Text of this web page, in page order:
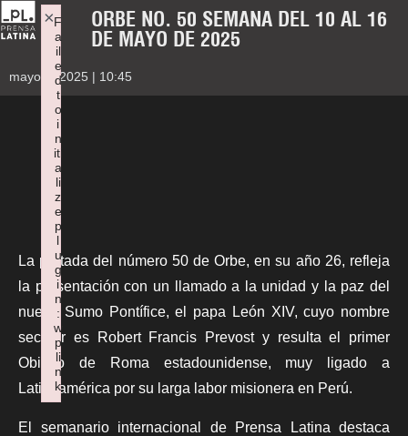
ORBE NO. 50 SEMANA DEL 10 AL 16
DE MAYO DE 2025
mayo 9, 2025 | 10:45
La portada del número 50 deOrbe, en su año 26, refleja
la presentación con un llamado a la unidad y la paz del
nuevo Sumo Pontífice, el papa León XIV, cuyo nombre
secular es Robert Francis Prevost y resulta el primer
Obispo de Roma estadounidense, muy ligado a
Latinoamérica por su larga labor misionera en Perú.
El semanario internacional de Prensa Latina destaca
F
a
il
e
d
t
o
i
n
iti
a
li
z
e
p
l
u
g
i
n
:
w
p
li
n
k
×
Failed to initialize plugin: wplink